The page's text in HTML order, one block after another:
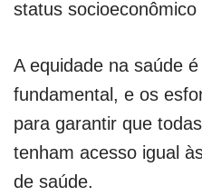
status
A equidade na saúde
fundamental, e os
para garantir que
tenham acesso igual
de saúde.